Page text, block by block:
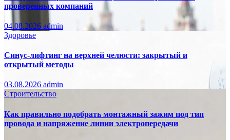
проверенных компаний
04.08.2026 admin
Здоровье
Синус-лифтинг на верхней челюсти: закрытый и
открытый методы
03.08.2026 admin
Строительство
Как правильно подобрать монтажный зажим под тип
провода и напряжение линии электропередачи